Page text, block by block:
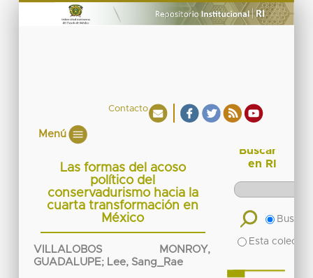
Contacto
Menú
Las formas del acoso
político del
conservadurismo hacia la
cuarta transformación en
México
VILLALOBOS MONROY,
GUADALUPE; Lee, Sang_Rae
Buscar
en RI
Buscar
Esta